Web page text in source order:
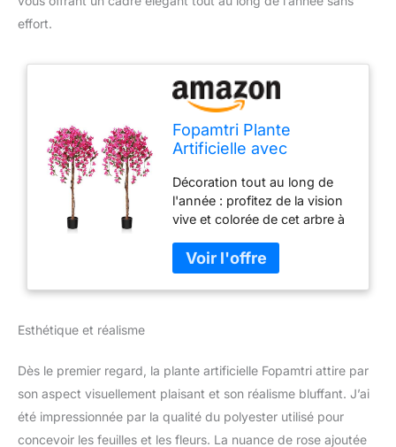
effort.
Fopamtri Plante
Artificielle avec
150cm Fausse Plante
Interieur et Exterieur
Arbre Artificiel en Pot
pour Maison Chambre
Salon Balcon Cour
Jardin Décoration (2
Pack)
Décoration tout au long de
l'année : profitez de la vision
vive et colorée de cet arbre à
saison. Des fleurs et des
feuilles plus vraies que nature
ornent le tronc naturel
feuillages en tissu et de
véritables poteaux en bois.
conçues pour imiter la forme
du vrai rotin Sans entretien :
Esthétique et réalisme
Dès le premier regard, la plante artificielle Fopamtri attire par
son aspect visuellement plaisant et son réalisme bluffant. J’ai
été impressionnée par la qualité du polyester utilisé pour
concevoir les feuilles et les fleurs. La nuance de rose ajoutée